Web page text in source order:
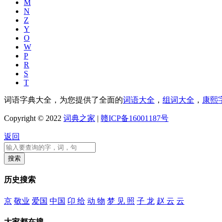
M
N
Z
Y
O
W
P
R
S
T
词语字典大全，为您提供了全面的词语大全 ， 组词大全 ， 康熙
Copyright © 2022 词典之家 | 赣ICP备16001187号
返回
历史搜索
京 敬业 爱国 中国 卬 给 动 物 梦 见 照 子 龙 赵 云 云